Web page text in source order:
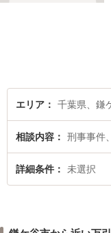
エリア
千葉県、鎌
相談内容 刑事事件
詳細条件 未選択